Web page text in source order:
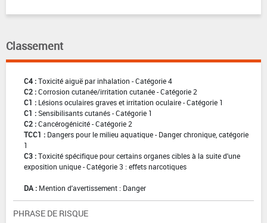
Classement
C4 :Toxicité aiguë par inhalation - Catégorie 4
C2 :Corrosion cutanée/irritation cutanée - Catégorie 2
C1 : Lésions oculaires graves et irritation oculaire - Catégorie 1
C1 :Sensibilisants cutanés - Catégorie 1
C2 :Cancérogénicité - Catégorie 2
TCC1 : Dangers pour le milieu aquatique - Danger chronique, catégorie
1
C3 :Toxicité spécifique pour certains organes cibles à la suite d'une
exposition unique - Catégorie 3 : effets narcotiques
DA : Mention d'avertissement : Danger
PHRASE DE RISQUE